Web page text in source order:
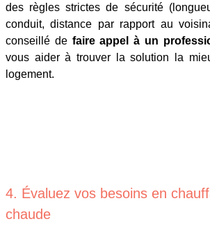
des règles strictes de sécurité
conduit, distance par rapport au
conseillé defaire appel à un
vous aider à trouver la solution la
logement.
4. Évaluez vos besoins en
chaude